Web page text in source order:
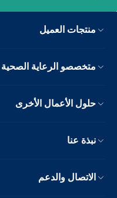
منتجات العميل
متخصصو الرعاية الصحية
حلول الأعمال الأخرى
نبذة عنا
الاتصال والدعم